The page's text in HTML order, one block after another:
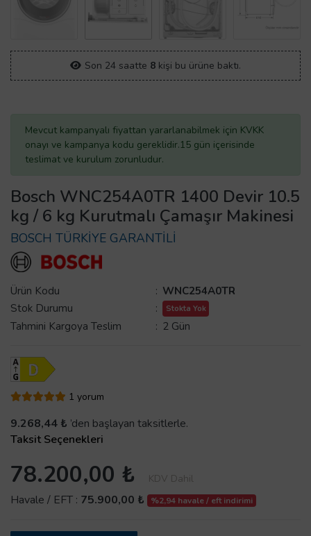
Son 24 saatte 8 kişi bu ürüne baktı.
Mevcut kampanyalı fiyattan yararlanabilmek için KVKK
onayı ve kampanya kodu gereklidir.15 gün içerisinde
teslimat ve kurulum zorunludur.
Bosch WNC254A0TR 1400 Devir 10.5
kg / 6 kg Kurutmalı Çamaşır Makinesi
BOSCH TÜRKİYE GARANTİLİ
Ürün Kodu : WNC254A0TR
Stok Durumu
: Stokta Yok
Tahmini Kargoya Teslim : 2 Gün
1 yorum
9.268,44 ₺ ’den başlayan taksitlerle.
Taksit Seçenekleri
78.200,00 ₺ KDV Dahil
Havale / EFT : 75.900,00 ₺ %2,94 havale / eft indirimi